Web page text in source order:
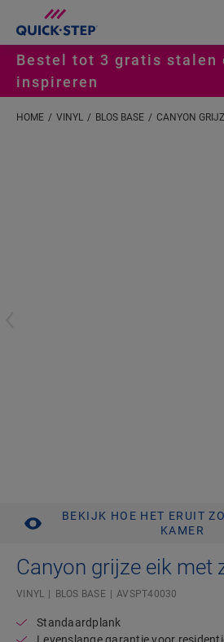
Bestel tot 3 gratis stalen
inspireren
HOME VINYL BLOS BASE CANYON
BEKIJK HOE HET ERUIT
KAMER
Canyon grijze eik met
VINYL BLOS BASE AVSPT40030
Standaardplank